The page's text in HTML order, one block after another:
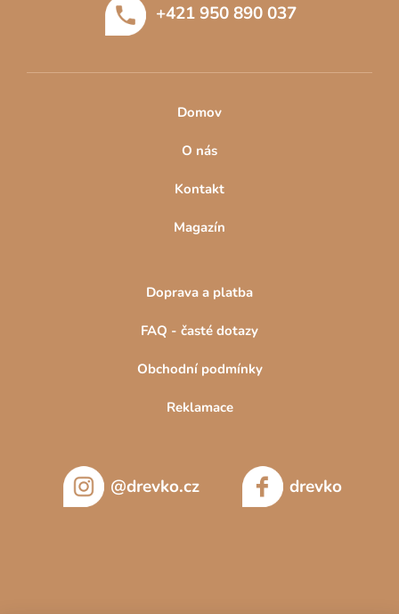
+421 950 890 037
Domov
O nás
Kontakt
Magazín
Doprava a platba
FAQ - časté dotazy
Obchodní podmínky
Reklamace
@drevko.cz drevko